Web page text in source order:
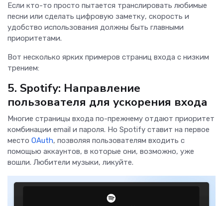
Если кто-то просто пытается транслировать любимые
песни или сделать цифровую заметку, скорость и
удобство использования должны быть главными
приоритетами.
Вот несколько ярких примеров страниц входа с низким
трением:
5. Spotify: Направление
пользователя для ускорения входа
Многие страницы входа по-прежнему отдают приоритет
комбинации email и пароля. Но Spotify ставит на первое
место OAuth, позволяя пользователям входить с
помощью аккаунтов, в которые они, возможно, уже
вошли. Любители музыки, ликуйте.